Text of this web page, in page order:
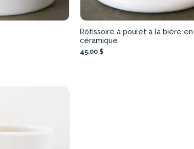
Rôtissoire à poulet à la bière en
céramique
45,00 $